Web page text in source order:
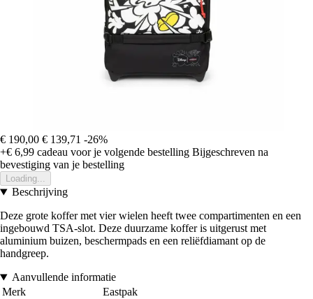
€ 190,00 € 139,71 -26%
+€ 6,99 cadeau voor je volgende bestelling Bijgeschreven na
bevestiging van je bestelling
Loading...
Beschrijving
Deze grote koffer met vier wielen heeft twee compartimenten en een
ingebouwd TSA-slot. Deze duurzame koffer is uitgerust met
aluminium buizen, beschermpads en een reliëfdiamant op de
handgreep.
Aanvullende informatie
Merk
Eastpak